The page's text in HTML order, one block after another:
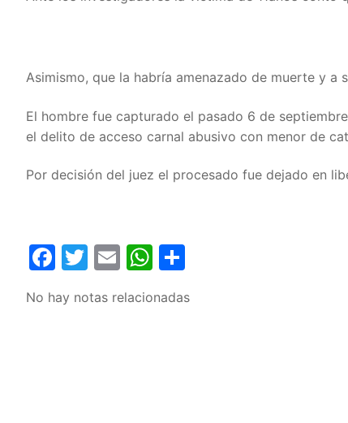
Asimismo, que la habría amenazado de muerte y a
El hombre fue capturado el pasado 6 de
el delito de acceso carnal abusivo con menor de
Por decisión del juez el procesado fue dejado en
Facebook
Twitter
EmailWhatsApp
No hay notas relacionadas